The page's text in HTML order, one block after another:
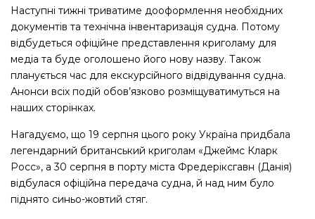
Наступні тижні триватиме дооформлення необхідних
документів та технічна інвентаризація судна. Потому
відбудеться офіційне представлення криголаму для
медіа та буде оголошено його нову назву. Також
планується час для екскурсійного відвідування судна.
Анонси всіх подій обов’язково розміщуватимуться на
наших сторінках.
Нагадуємо, що 19 серпня цього року Україна придбала
легендарний британський криголам «Джеймс Кларк
Росс», а 30 серпня в порту міста Фредеріксгавн (Данія)
відбулася офіційна передача судна, й над ним було
піднято синьо-жовтий стяг.